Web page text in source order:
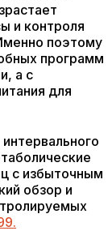
и контроля
поэтому
программ
а с
для
с избыточным
обзор и